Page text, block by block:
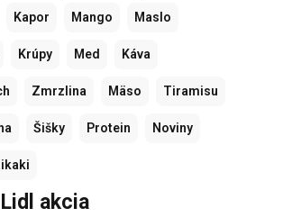
Kapor Mango Maslo
Krúpy Med Káva
Zmrzlina Mäso Tiramisu
Šišky Protein Noviny
akcia